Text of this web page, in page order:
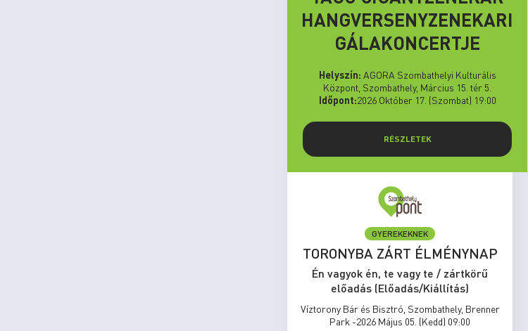
HANGVERSENYZENEKARI
GÁLAKONCERTJE
Helyszín: AGORA Szombathelyi Kulturális
Központ, Szombathely, Március 15. tér 5.
Időpont:2026 Október 17. (Szombat) 19:00
RÉSZLETEK
GYEREKEKNEK
TORONYBA ZÁRT ÉLMÉNYNAP
Én vagyok én, te vagy te / zártkörű
előadás (Előadás/Kiállítás)
Víztorony Bár és Bisztró, Szombathely, Brenner
Park -2026 Május 05. (Kedd) 09:00